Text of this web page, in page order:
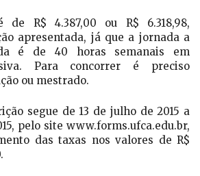
de R$ 4.387,00 ou R$ 6.318,98,
apresentada, já que a jornada a
é de 40 horas semanais em
Para concorrer é preciso
ou mestrado.
segue de 13 de julho de 2015 a
pelo site www.forms.ufca.edu.br,
das taxas nos valores de R$